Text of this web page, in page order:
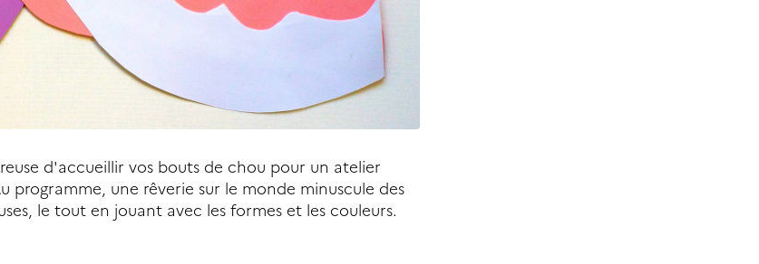
d'accueillir vos bouts de chou pour un atelier
programme, une rêverie sur le monde minuscule des
le tout en jouant avec les formes et les couleurs.